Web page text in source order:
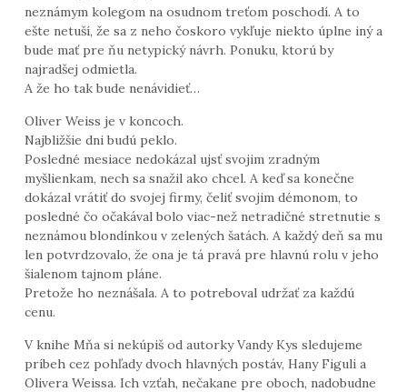
neznámym kolegom na osudnom treťom poschodí. A to
ešte netuší, že sa z neho čoskoro vykľuje niekto úplne iný a
bude mať pre ňu netypický návrh. Ponuku, ktorú by
najradšej odmietla.
A že ho tak bude nenávidieť…
Oliver Weiss je v koncoch.
Najbližšie dni budú peklo.
Posledné mesiace nedokázal ujsť svojim zradným
myšlienkam, nech sa snažil ako chcel. A keď sa konečne
dokázal vrátiť do svojej firmy, čeliť svojim démonom, to
posledné čo očakával bolo viac-než netradičné stretnutie s
neznámou blondínkou v zelených šatách. A každý deň sa mu
len potvrdzovalo, že ona je tá pravá pre hlavnú rolu v jeho
šialenom tajnom pláne.
Pretože ho neznášala. A to potreboval udržať za každú
cenu.
V knihe Mňa si nekúpiš od autorky Vandy Kys sledujeme
príbeh cez pohľady dvoch hlavných postáv, Hany Figuli a
Olivera Weissa. Ich vzťah, nečakane pre oboch, nadobudne